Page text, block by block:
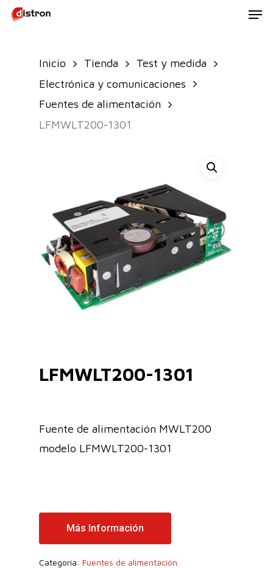
Skip
Inicio Tienda
Test y medida
Electrónica y comunicaciones
Fuentes de alimentación
LFMWLT200-1301
LFMWLT200-1301
Fuente de alimentación MWLT200
modelo LFMWLT200-1301
Más Información
Categoría: Fuentes de alimentación